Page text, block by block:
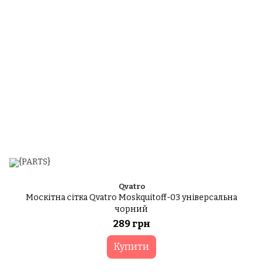
Qvatro
Москітна сітка Qvatro Moskquitoff-03 універсальна
чорний
289 грн
Купити